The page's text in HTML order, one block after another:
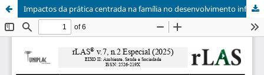
Impactos da prática centrada na família no desenvolvimento infantil